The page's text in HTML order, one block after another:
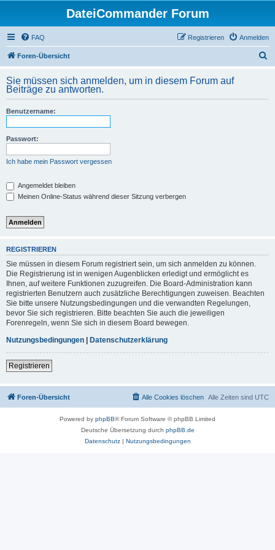
DateiCommander Forum
FAQ Anmelden
Registrieren
Foren-Übersicht
h
Sie müssen sich anmelden, um in diesem Forum auf
Beiträge zu antworten.
Benutzername:
Passwort:
Ich habe mein Passwort vergessen
Angemeldet bleiben
Meinen Online-Status während dieser Sitzung verbergen
REGISTRIEREN
Sie müssen in diesem Forum registriert sein, um sich anmelden zu können.
Die Registrierung ist in wenigen Augenblicken erledigt und ermöglicht es
Ihnen, auf weitere Funktionen zuzugreifen. Die Board-Administration kann
registrierten Benutzern auch zusätzliche Berechtigungen zuweisen. Beachten
Sie bitte unsere Nutzungsbedingungen und die verwandten Regelungen,
bevor Sie sich registrieren. Bitte beachten Sie auch die jeweiligen
Forenregeln, wenn Sie sich in diesem Board bewegen.
Nutzungsbedingungen | Datenschutzerklärung
Registrieren
Foren-Übersicht Alle Zeiten sind UTC
Alle Cookies löschen
Powered by phpBB® Forum Software © phpBB Limited
Deutsche Übersetzung durch phpBB.de
Datenschutz| Nutzungsbedingungen